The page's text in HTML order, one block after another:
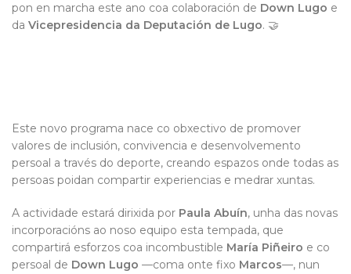
pon en marcha este ano coa colaboración de Down Lugo e
da Vicepresidencia da Deputación de Lugo. 🤝
Este novo programa nace co obxectivo de promover
valores de inclusión, convivencia e desenvolvemento
persoal a través do deporte, creando espazos onde todas as
persoas poidan compartir experiencias e medrar xuntas.
A actividade estará dirixida por Paula Abuín, unha das novas
incorporacións ao noso equipo esta tempada, que
compartirá esforzos coa incombustible María Piñeiro e co
persoal de Down Lugo —coma onte fixo Marcos—, nun